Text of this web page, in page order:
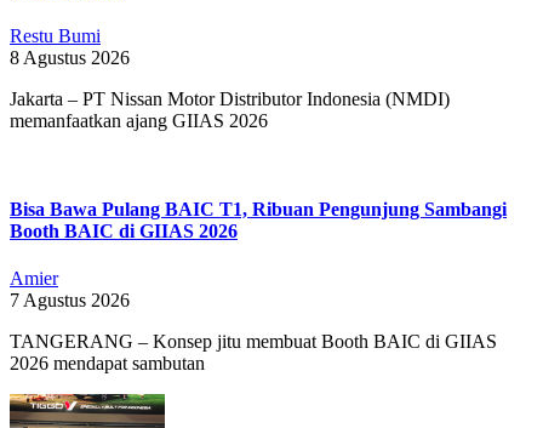
Restu Bumi
8 Agustus 2026
Jakarta – PT Nissan Motor Distributor Indonesia (NMDI)
memanfaatkan ajang GIIAS 2026
Bisa Bawa Pulang BAIC T1, Ribuan Pengunjung Sambangi
Booth BAIC di GIIAS 2026
Amier
7 Agustus 2026
TANGERANG – Konsep jitu membuat Booth BAIC di GIIAS
2026 mendapat sambutan